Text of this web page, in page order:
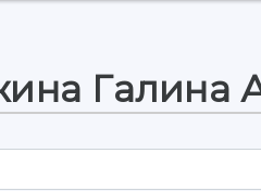
Галина